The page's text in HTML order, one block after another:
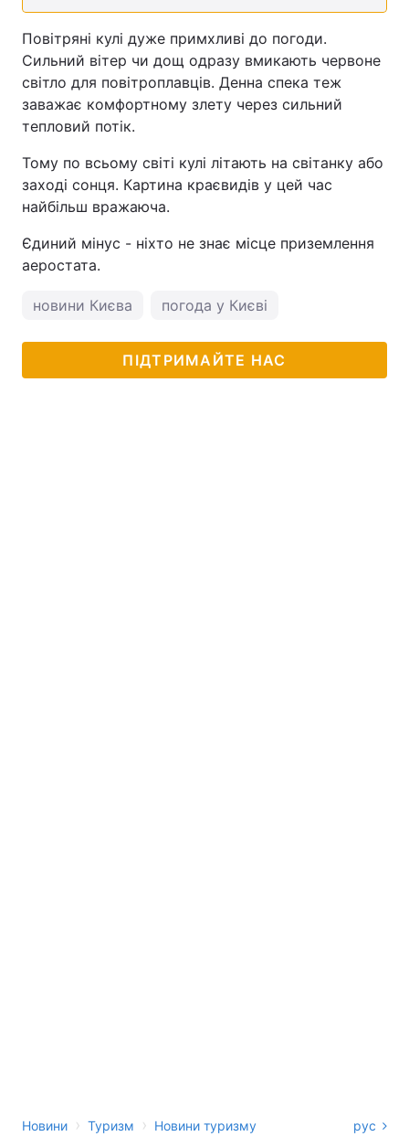
Повітряні кулі дуже примхливі до погоди.
Сильний вітер чи дощ одразу вмикають червоне
світло для повітроплавців. Денна спека теж
заважає комфортному злету через сильний
тепловий потік.
Тому по всьому світі кулі літають на світанку або
заході сонця. Картина краєвидів у цей час
найбільш вражаюча.
Єдиний мінус - ніхто не знає місце приземлення
аеростата.
новини Києва погода у Києві
ПІДТРИМАЙТЕ НАС
Новини › Туризм › Новини туризму рус